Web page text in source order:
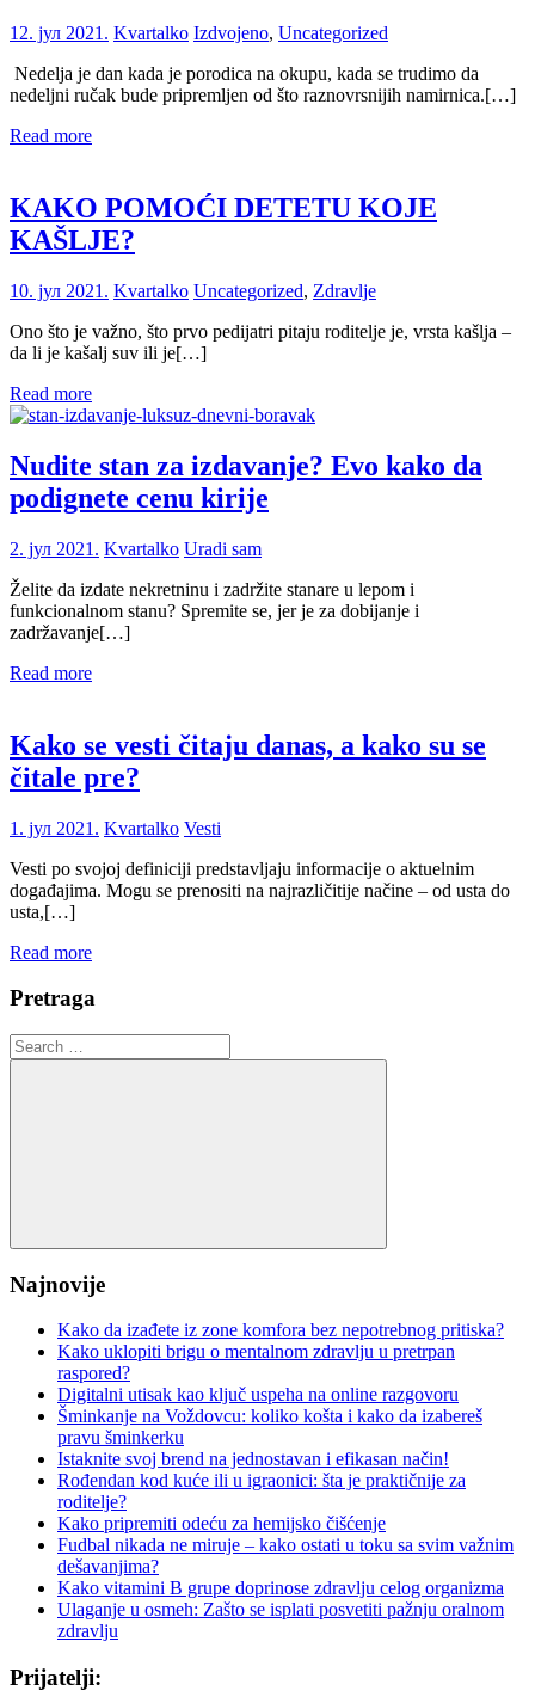
12. јул 2021. Kvartalko Izdvojeno, Uncategorized
Nedelja je dan kada je porodica na okupu, kada se trudimo da
nedeljni ručak bude pripremljen od što raznovrsnijih namirnica.[…]
Read more
KAKO POMOĆI DETETU KOJE
KAŠLJE?
10. јул 2021. Kvartalko Uncategorized, Zdravlje
Ono što je važno, što prvo pedijatri pitaju roditelje je, vrsta kašlja –
da li je kašalj suv ili je[…]
Read more
Nudite stan za izdavanje? Evo kako da
podignete cenu kirije
2. јул 2021. Kvartalko Uradi sam
Želite da izdate nekretninu i zadržite stanare u lepom i
funkcionalnom stanu? Spremite se, jer je za dobijanje i
zadržavanje[…]
Read more
Kako se vesti čitaju danas, a kako su se
čitale pre?
1. јул 2021. Kvartalko Vesti
Vesti po svojoj definiciji predstavljaju informacije o aktuelnim
događajima. Mogu se prenositi na najrazličitije načine – od usta do
usta,[…]
Read more
Pretraga
Search
for:
Search
Najnovije
Kako da izađete iz zone komfora bez nepotrebnog pritiska?
Kako uklopiti brigu o mentalnom zdravlju u pretrpan
raspored?
Digitalni utisak kao ključ uspeha na online razgovoru
Šminkanje na Voždovcu: koliko košta i kako da izabereš
pravu šminkerku
Istaknite svoj brend na jednostavan i efikasan način!
Rođendan kod kuće ili u igraonici: šta je praktičnije za
roditelje?
Kako pripremiti odeću za hemijsko čišćenje
Fudbal nikada ne miruje – kako ostati u toku sa svim važnim
dešavanjima?
Kako vitamini B grupe doprinose zdravlju celog organizma
Ulaganje u osmeh: Zašto se isplati posvetiti pažnju oralnom
zdravlju
Prijatelji: